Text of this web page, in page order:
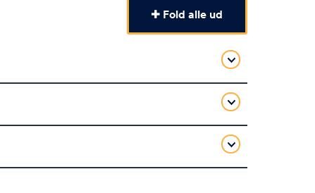
Fold alle ud